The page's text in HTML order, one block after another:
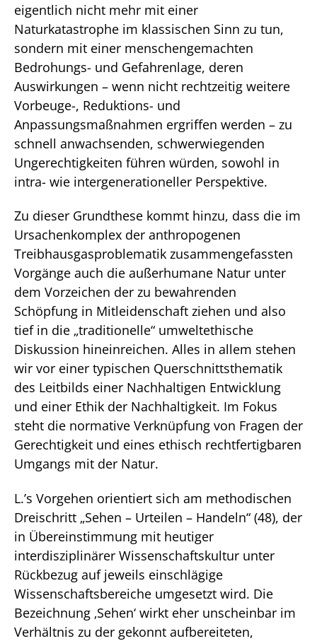
eigentlich nicht mehr mit einer
Naturkatastrophe im klassischen Sinn zu tun,
sondern mit einer menschengemachten
Bedrohungs- und Gefahrenlage, deren
Auswirkungen – wenn nicht rechtzeitig weitere
Vorbeuge-, Reduktions- und
Anpassungsmaßnahmen ergriffen werden – zu
schnell anwachsenden, schwerwiegenden
Ungerechtigkeiten führen würden, sowohl in
intra- wie intergenerationeller Perspektive.
Zu dieser Grundthese kommt hinzu, dass die im
Ursachenkomplex der anthropogenen
Treibhausgasproblematik zusammengefassten
Vorgänge auch die außerhumane Natur unter
dem Vorzeichen der zu bewahrenden
Schöpfung in Mitleidenschaft ziehen und also
tief in die „traditionelle“ umweltethische
Diskussion hineinreichen. Alles in allem stehen
wir vor einer typischen Querschnittsthematik
des Leitbilds einer Nachhaltigen Entwicklung
und einer Ethik der Nachhaltigkeit. Im Fokus
steht die normative Verknüpfung von Fragen der
Gerechtigkeit und eines ethisch rechtfertigbaren
Umgangs mit der Natur.
L.’s Vorgehen orientiert sich am methodischen
Dreischritt „Sehen – Urteilen – Handeln“ (48), der
in Übereinstimmung mit heutiger
interdisziplinärer Wissenschaftskultur unter
Rückbezug auf jeweils einschlägige
Wissenschaftsbereiche umgesetzt wird. Die
Bezeichnung ‚Sehen‘ wirkt eher unscheinbar im
Verhältnis zu der gekonnt aufbereiteten,